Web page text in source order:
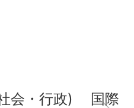
会・行政) 国際